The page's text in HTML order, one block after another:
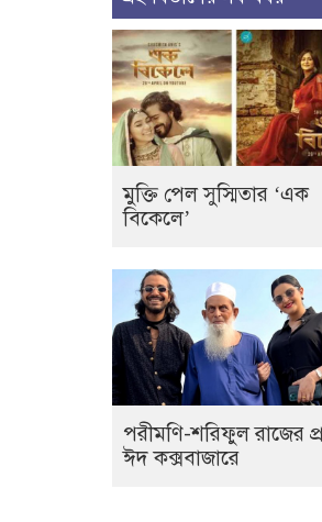
মুক্তি পেল সুস্মিতার ‘এক
বিকেলে’
পরীমণি-শরিফুল রাজের
ঈদ কক্সবাজারে